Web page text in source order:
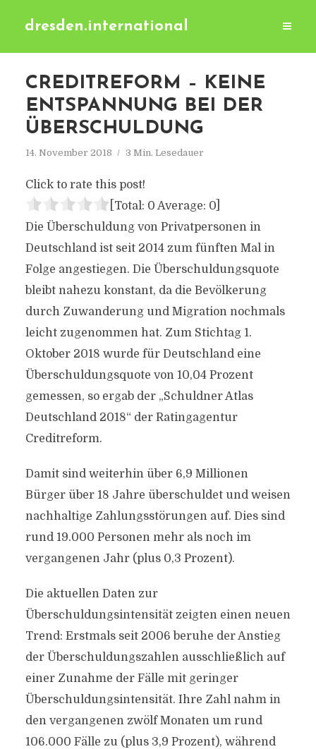
dresden.international
CREDITREFORM – KEINE
ENTSPANNUNG BEI DER
ÜBERSCHULDUNG
14. November 2018 3 Min. Lesedauer
Click to rate this post!
[Total: 0 Average: 0]
Die Überschuldung von Privatpersonen in
Deutschland ist seit 2014 zum fünften Mal in
Folge angestiegen. Die Überschuldungsquote
bleibt nahezu konstant, da die Bevölkerung
durch Zuwanderung und Migration nochmals
leicht zugenommen hat. Zum Stichtag 1.
Oktober 2018 wurde für Deutschland eine
Überschuldungsquote von 10,04 Prozent
gemessen, so ergab der „Schuldner Atlas
Deutschland 2018“ der Ratingagentur
Creditreform.
Damit sind weiterhin über 6,9 Millionen
Bürger über 18 Jahre überschuldet und weisen
nachhaltige Zahlungsstörungen auf. Dies sind
rund 19.000 Personen mehr als noch im
vergangenen Jahr (plus 0,3 Prozent).
Die aktuellen Daten zur
Überschuldungsintensität zeigten einen neuen
Trend: Erstmals seit 2006 beruhe der Anstieg
der Überschuldungszahlen ausschließlich auf
einer Zunahme der Fälle mit geringer
Überschuldungsintensität. Ihre Zahl nahm in
den vergangenen zwölf Monaten um rund
106.000 Fälle zu (plus 3,9 Prozent), während